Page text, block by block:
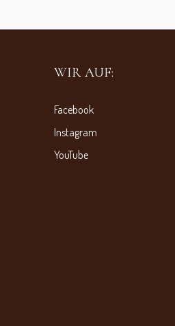
WIR AUF:
Facebook
Instagram
YouTube